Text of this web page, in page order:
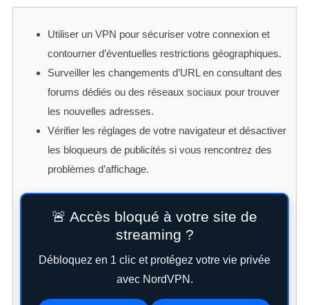
Utiliser un VPN pour sécuriser votre connexion et
contourner d’éventuelles restrictions géographiques.
Surveiller les changements d’URL en consultant des
forums dédiés ou des réseaux sociaux pour trouver
les nouvelles adresses.
Vérifier les réglages de votre navigateur et désactiver
les bloqueurs de publicités si vous rencontrez des
problèmes d’affichage.
🚨 Accès bloqué à votre site de
streaming ?
Débloquez en 1 clic et protégez votre vie privée
avec NordVPN.